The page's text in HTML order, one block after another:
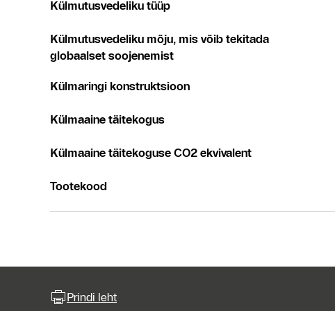
Külmutusvedeliku tüüp
Külmutusvedeliku mõju, mis võib tekitada
globaalset soojenemist
Külmaringi konstruktsioon
Külmaaine täitekogus
Külmaaine täitekoguse CO2 ekvivalent
Tootekood
Prindi leht